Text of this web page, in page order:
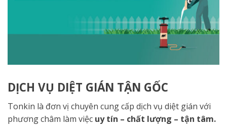
DỊCH VỤ DIỆT GIÁN TẬN GỐC
Tonkin là đơn vị chuyên cung cấp dịch vụ diệt gián với
phương châm làm việc uy tín – chất lượng – tận tâm.